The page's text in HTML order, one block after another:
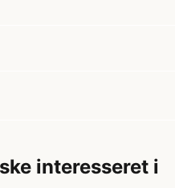
interesseret i